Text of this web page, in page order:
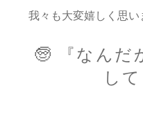
我々も大変嬉しく思い
🧓 『なんだ
し